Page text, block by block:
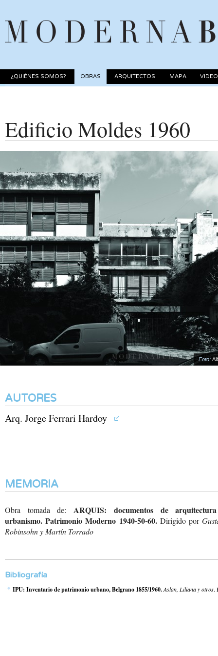
¿QUIÉNES SOMOS? OBRAS ARQUITECTOS MAPA
Edificio Moldes 1960
Foto:
AUTORES
Arq. Jorge Ferrari Hardoy
MEMORIA
Obra tomada de: ARQUIS: documentos de
urbanismo. Patrimonio Moderno 1940-50-60.Dirigido por
Robinsohn y Martín Torrado
Bibliografía
IPU: Inventario de patrimonio urbano, Belgrano 1855/1960.Aslan, Liliana y otros.